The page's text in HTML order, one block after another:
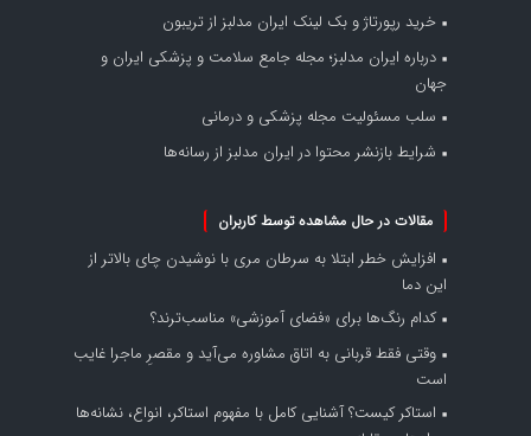
خرید رپورتاژ و بک لینک ایران مدلبز از تریبون
درباره ایران مدلبز؛ مجله جامع سلامت و پزشکی ایران و
جهان
سلب مسئولیت مجله پزشکی و درمانی
شرایط بازنشر محتوا در ایران مدلبز از رسانه‌ها
مقالات در حال مشاهده توسط کاربران
افزایش خطر ابتلا به سرطان مری با نوشیدن چای بالاتر از
این دما
کدام رنگ‌ها برای «فضای آموزشی» مناسب‌ترند؟
وقتی فقط قربانی به اتاق مشاوره می‌آید و مقصرِ ماجرا غایب
است
استاکر کیست؟ آشنایی کامل با مفهوم استاکر، انواع، نشانه‌ها